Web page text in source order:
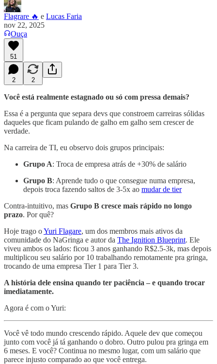
Flagrare 🔥 e Lucas Faria
nov 22, 2025
Ouça
51
2 2
Você está realmente estagnado ou só com pressa demais?
Essa é a pergunta que separa devs que constroem carreiras sólidas
daqueles que ficam pulando de galho em galho sem crescer de
verdade.
Na carreira de TI, eu observo dois grupos principais:
Grupo A: Troca de empresa atrás de +30% de salário
Grupo B: Aprende tudo o que consegue numa empresa,
depois troca fazendo saltos de 3-5x ao mudar de tier
Contra-intuitivo, mas Grupo B cresce mais rápido no longo
prazo. Por quê?
Hoje trago oYuri Flagare, um dos membros mais ativos da
comunidade do NaGringa e autor da The Ignition Blueprint. Ele
viveu ambos os lados: ficou 3 anos ganhando R$2.5-3k, mas depois
multiplicou seu salário por 10 trabalhando remotamente pra gringa,
trocando de uma empresa Tier 1 para Tier 3.
A história dele ensina quando ter paciência – e quando trocar
imediatamente.
Agora é com o Yuri:
Você vê todo mundo crescendo rápido. Aquele dev que começou
junto com você já tá ganhando o dobro. Outro pulou pra gringa em
6 meses. E você? Continua no mesmo lugar, com um salário que
parece injusto comparado ao que você entrega.